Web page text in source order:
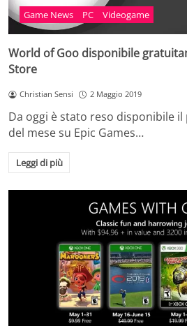
Game News PC Videogame
World of Goo disponibile
Store
Christian Sensi 2 Maggio 2019
Da oggi è stato reso disponibile
del mese su Epic Games…
Leggi di più